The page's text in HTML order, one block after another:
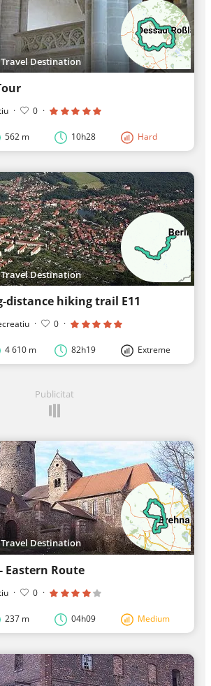
Travel Destination
· 0 ·
562 m 10h28 Hard
Travel Destination
distance hiking trail E11
· 0 ·
4 610 m 82h19 Extreme
Publicitat
Travel Destination
Eastern Route
· 0 ·
237 m 04h09 Medium